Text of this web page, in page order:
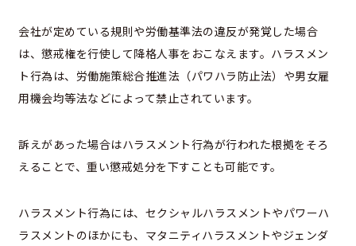
会社が定めている規則や労働基準法の違反が発覚した場合
は、懲戒権を行使して降格人事をおこなえます。ハラスメン
ト行為は、労働施策総合推進法（パワハラ防止法）や男女雇
用機会均等法などによって禁止されています。
訴えがあった場合はハラスメント行為が行われた根拠をそろ
えることで、重い懲戒処分を下すことも可能です。
ハラスメント行為には、セクシャルハラスメントやパワーハ
ラスメントのほかにも、マタニティハラスメントやジェンダ